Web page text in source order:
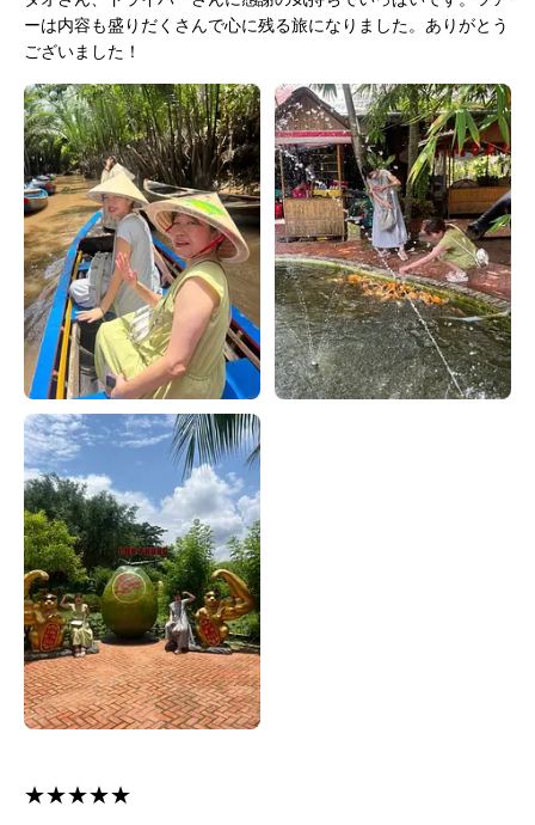
ーは内容も盛りだくさんで心に残る旅になりました。ありがとう
ございました！
★★★★★